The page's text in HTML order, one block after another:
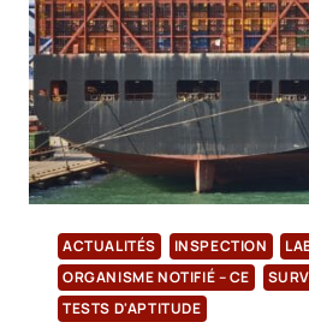
DU
RÈGLEMENT
SUR
LES
ÉQUIPEMENTS
DE
PROTECTION
INDIVIDUELLE
ACTUALITÉS INSPECTION
ORGANISME NOTIFIÉ – CE
TESTS D'APTITUDE